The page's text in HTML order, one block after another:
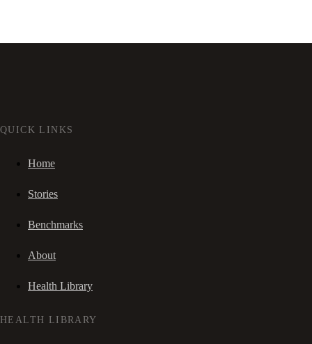
QUICK LINKS
Home
Stories
Benchmarks
About
Health Library
HEALTH LIBRARY